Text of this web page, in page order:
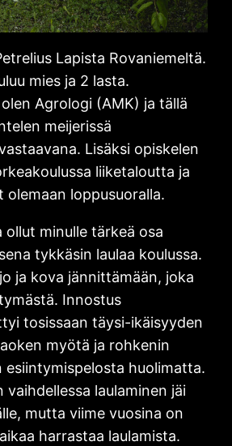
Lapista Rovaniemeltä.
mies ja 2 lasta.
Agrologi (AMK) ja tällä
meijerissä
Lisäksi opiskelen
liiketaloutta ja
olemaan loppusuoralla.
ollut minulle tärkeä osa
tykkäsin laulaa koulussa.
ja kova jännittämään, joka
Innostus
tosissaan täysi-ikäisyyden
myötä ja rohkenin
esiintymispelosta huolimatta.
vaihdellessa laulaminen jäi
mutta viime vuosina on
harrastaa laulamista.